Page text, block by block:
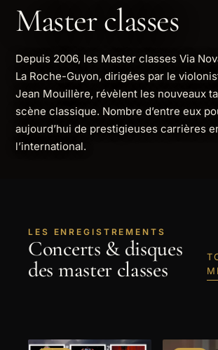
Master classes
Depuis 2006, les Master classes Via
La Roche-Guyon, dirigées par le
Jean Mouillère, révèlent les nouveaux
scène classique. Nombre d’entre eux
aujourd’hui de prestigieuses carrières
l’international.
LES ENREGISTREMENTS
Concerts & disques
des master classes